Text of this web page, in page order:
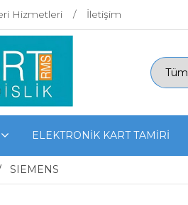
Hizmetleri İletişim
ELEKTRONİK KART TAMİRİ
SIEMENS